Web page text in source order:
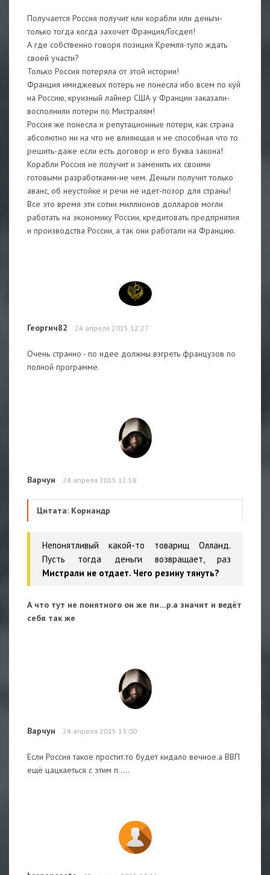
Получается Россия получит или корабли или деньги-
только тогда когда захочет Франция/Госдеп!
А где собственно говоря позиция Кремля-тупо ждать
своей участи?
Только Россия потеряла от этой истории!
Франция имиджевых потерь не понесла ибо всем по куй
на Россию, круизный лайнер США у Франции заказали-
восполнили потери по Мистралям!
Россия же понесла и репутационные потери, как страна
абсолютно ни на что не влияющая и не способная что то
решить-даже если есть договор и его буква закона!
Корабли Россия не получит и заменить их своими
готовыми разработками-не чем. Деньги получит только
аванс, об неустойке и речи не идет-позор для страны!
Все это время эти сотни миллионов долларов могли
работать на экономику России, кредитовать предприятия
и производства России, а так они работали на Францию.
Георгич82 24 апреля 2015 12:27
Очень странно - по идее должны взгреть французов по
полной программе.
Варчун 24 апреля 2015 12:58
Цитата: Кориандр
Непонятливый какой-то товарищ Олланд.
Пусть тогда деньги возвращает, раз
Мистрали не отдает. Чего резину тянуть?
А что тут не понятного он же пи....р.а значит и ведёт
себя так же
Варчун 24 апреля 2015 13:00
Если Россия такое простит.то будет кидало вечное.а ВВП
ещё цацкаеться с этим п.....